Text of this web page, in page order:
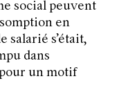
social peuvent
en
salarié s’était,
dans
un motif